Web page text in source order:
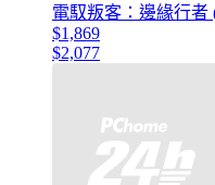
電馭叛客：邊緣行者
$1,869
$2,077